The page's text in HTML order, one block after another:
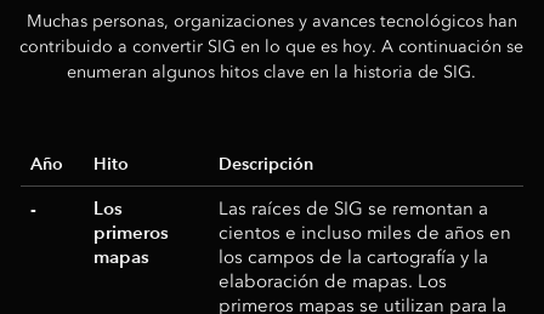
Muchas personas, organizaciones y avances tecnológicos han
contribuido a convertir SIG en lo que es hoy. A continuación se
enumeran algunos hitos clave en la historia de SIG.
Año Hito Descripción
-
Los
primeros
mapas
Las raíces de SIG se remontan a
cientos e incluso miles de años en
los campos de la cartografía y la
elaboración de mapas. Los
primeros mapas se utilizan para la